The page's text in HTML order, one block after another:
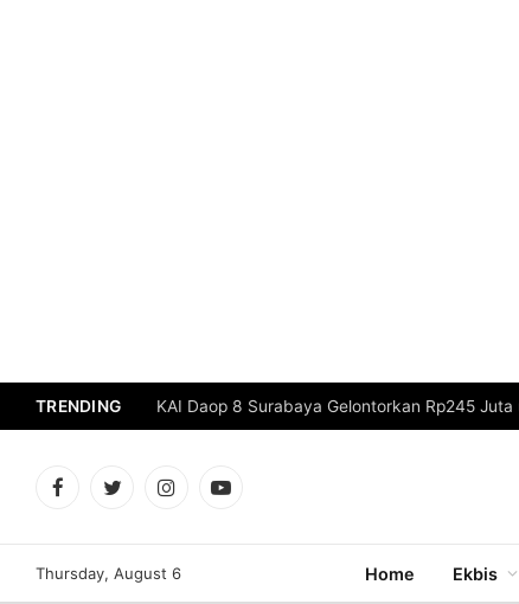
TRENDING
FacebookTwitterInstagramYouTube
Thursday, August 6 Home Ekbis